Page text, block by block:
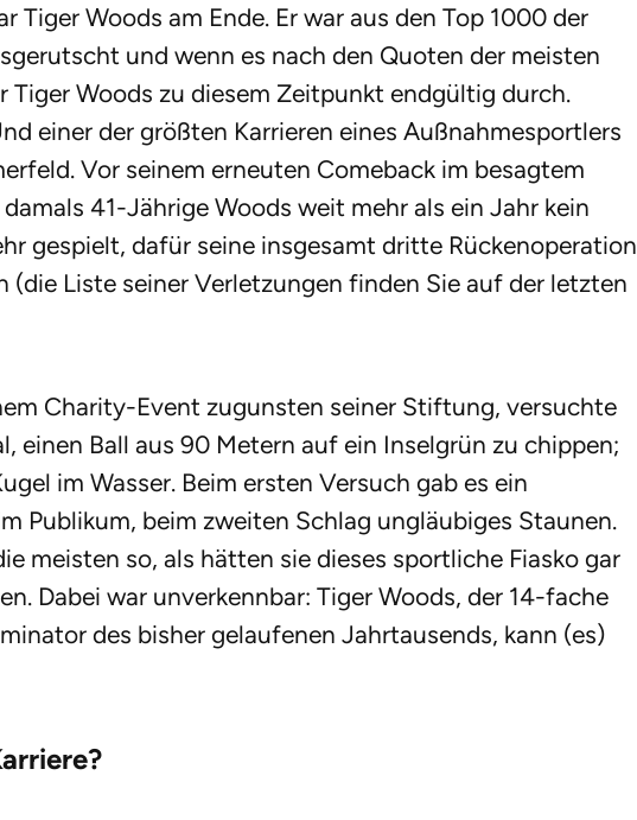
Tiger Woods am Ende. Er war aus den Top 1000 der
und wenn es nach den Quoten der meisten
Tiger Woods zu diesem Zeitpunkt endgültig durch.
einer der größten Karrieren eines Außnahmesportlers
Vor seinem erneuten Comeback im besagtem
41-Jährige Woods weit mehr als ein Jahr kein
gespielt, dafür seine insgesamt dritte Rückenoperation
(die Liste seiner Verletzungen finden Sie auf der letzten
Charity-Event zugunsten seiner Stiftung, versuchte
einen Ball aus 90 Metern auf ein Inselgrün zu chippen;
im Wasser. Beim ersten Versuch gab es ein
Publikum, beim zweiten Schlag ungläubiges Staunen.
meisten so, als hätten sie dieses sportliche Fiasko gar
Dabei war unverkennbar: Tiger Woods, der 14-fache
des bisher gelaufenen Jahrtausends, kann (es)